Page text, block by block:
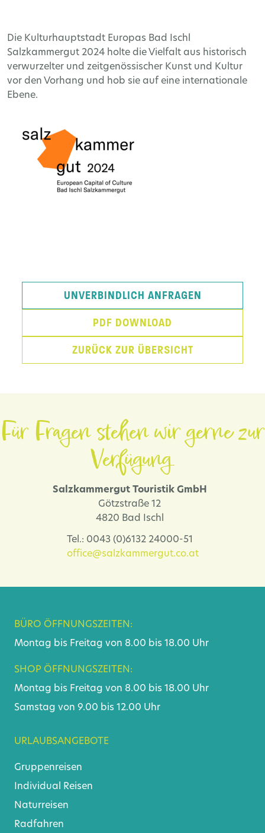
Die Kulturhauptstadt Europas Bad Ischl
Salzkammergut 2024 holte die Vielfalt aus historisch
verwurzelter und zeitgenössischer Kunst und Kultur
vor den Vorhang und hob sie auf eine internationale
Ebene.
UNVERBINDLICH ANFRAGEN
PDF DOWNLOAD
ZURÜCK ZUR ÜBERSICHT
Für Fragen stehen wir gerne zur
Verfügung.
Salzkammergut Touristik GmbH
Götzstraße 12
4820 Bad Ischl
Tel.: 0043 (0)6132 24000-51
office@salzkammergut.co.at
BÜRO ÖFFNUNGSZEITEN:
Montag bis Freitag von 8.00 bis 18.00 Uhr
SHOP ÖFFNUNGSZEITEN:
Montag bis Freitag von 8.00 bis 18.00 Uhr
Samstag von 9.00 bis 12.00 Uhr
URLAUBSANGEBOTE
Gruppenreisen
Individual Reisen
Naturreisen
Radfahren